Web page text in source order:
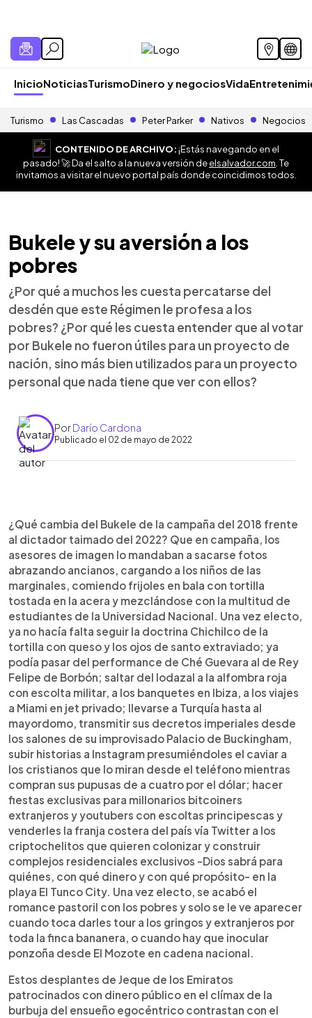
InicioNoticiasTurismoDinero y negociosVida
Turismo Las Cascadas Peter Parker Nativos Negocios
CONTENIDO DE ARCHIVO:¡Estás navegando en el
pasado! 🚀 Da el salto a la nueva versión deelsalvador.com . Te
invitamos a visitar el nuevo portal país donde coincidimos todos.
Bukele y su aversión a los
pobres
¿Por qué a muchos les cuesta percatarse del
desdén que este Régimen le profesa a los
pobres? ¿Por qué les cuesta entender que al votar
por Bukele no fueron útiles para un proyecto de
nación, sino más bien utilizados para un proyecto
personal que nada tiene que ver con ellos?
PorDarío Cardona
Publicado el 02 de mayo de 2022
Escuchar artículo
¿Qué cambia del Bukele de la campaña del 2018 frente
al dictador taimado del 2022? Que en campaña, los
asesores de imagen lo mandaban a sacarse fotos
abrazando ancianos, cargando a los niños de las
marginales, comiendo frijoles en bala con tortilla
tostada en la acera y mezclándose con la multitud de
estudiantes de la Universidad Nacional. Una vez electo,
ya no hacía falta seguir la doctrina Chichilco de la
tortilla con queso y los ojos de santo extraviado; ya
podía pasar del performance de Ché Guevara al de Rey
Felipe de Borbón; saltar del lodazal a la alfombra roja
con escolta militar, a los banquetes en Ibiza, a los viajes
a Miami en jet privado; llevarse a Turquía hasta al
mayordomo, transmitir sus decretos imperiales desde
los salones de su improvisado Palacio de Buckingham,
subir historias a Instagram presumiéndoles el caviar a
los cristianos que lo miran desde el teléfono mientras
compran sus pupusas de a cuatro por el dólar; hacer
fiestas exclusivas para millonarios bitcoiners
extranjeros y youtubers con escoltas principescas y
venderles la franja costera del país vía Twitter a los
criptochelitos que quieren colonizar y construir
complejos residenciales exclusivos -Dios sabrá para
quiénes, con qué dinero y con qué propósito- en la
playa El Tunco City. Una vez electo, se acabó el
romance pastoril con los pobres y solo se le ve aparecer
cuando toca darles tour a los gringos y extranjeros por
toda la finca bananera, o cuando hay que inocular
ponzoña desde El Mozote en cadena nacional.
Estos desplantes de Jeque de los Emiratos
patrocinados con dinero público en el clímax de la
burbuja del ensueño egocéntrico contrastan con el